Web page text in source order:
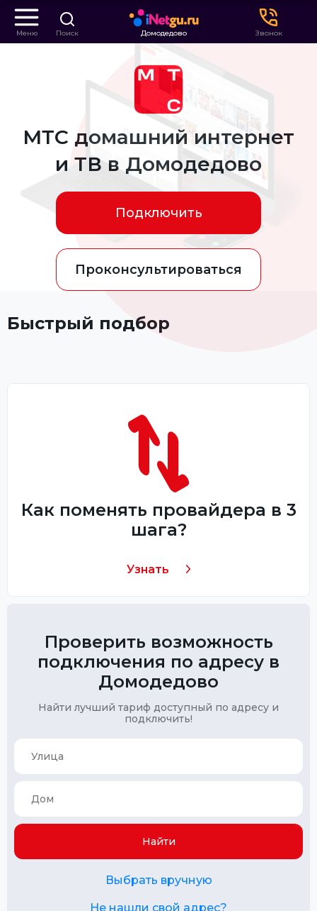
Меню Поиск Домодедово Звонок
МТС домашний интернет
и ТВ в Домодедово
Подключить
Проконсультироваться
Быстрый подбор
Как поменять провайдера в 3
шага?
Узнать
Проверить возможность
подключения по адресу в
Домодедово
Найти лучший тариф доступный по адресу и
подключить!
Найти
Выбрать вручную
Не нашли свой адрес?